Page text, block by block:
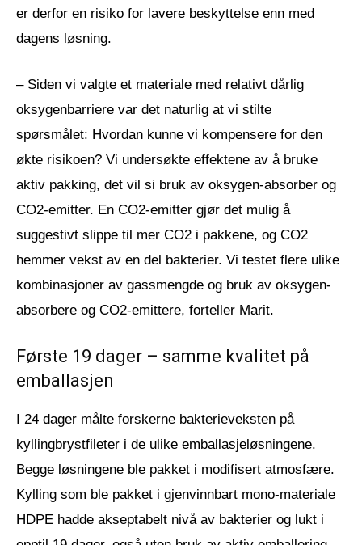
er derfor en risiko for lavere beskyttelse enn med
dagens løsning.
– Siden vi valgte et materiale med relativt dårlig
oksygenbarriere var det naturlig at vi stilte
spørsmålet: Hvordan kunne vi kompensere for den
økte risikoen? Vi undersøkte effektene av å bruke
aktiv pakking, det vil si bruk av oksygen-absorber og
CO2-emitter. En CO2-emitter gjør det mulig å
suggestivt slippe til mer CO2 i pakkene, og CO2
hemmer vekst av en del bakterier. Vi testet flere ulike
kombinasjoner av gassmengde og bruk av oksygen-
absorbere og CO2-emittere, forteller Marit.
Første 19 dager – samme kvalitet på
emballasjen
I 24 dager målte forskerne bakterieveksten på
kyllingbrystfileter i de ulike emballasjeløsningene.
Begge løsningene ble pakket i modifisert atmosfære.
Kylling som ble pakket i gjenvinnbart mono-materiale
HDPE hadde akseptabelt nivå av bakterier og lukt i